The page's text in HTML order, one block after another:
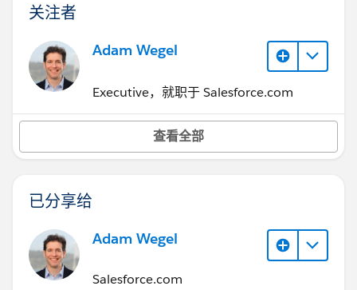
关注者
Adam Wegel
Executive，就职于 Salesforce.com
查看全部
已分享给
Adam Wegel
Salesforce.com